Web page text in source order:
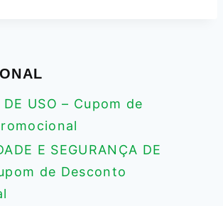
DE USO – Cupom de
E SEGURANÇA DE
de Desconto